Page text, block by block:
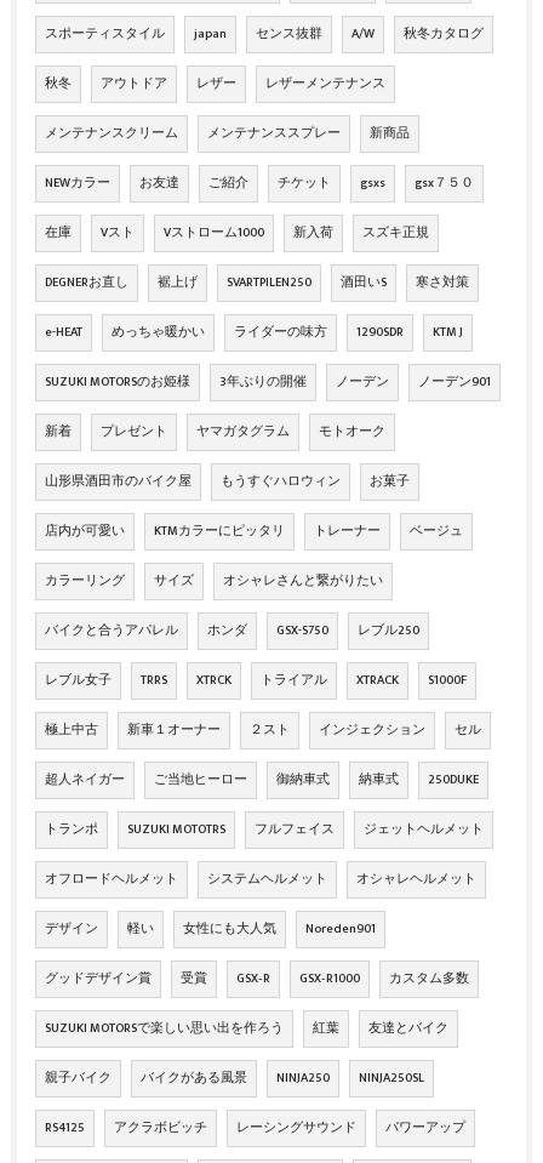
スポーティスタイル japan センス抜群 A/W 秋冬カタログ
秋冬 アウトドア レザー レザーメンテナンス
メンテナンスクリーム メンテナンススプレー 新商品
NEWカラー お友達 ご紹介 チケット gsxs gsx７５０
在庫 Vスト Vストローム1000 新入荷 スズキ正規
DEGNERお直し 裾上げ SVARTPILEN250 酒田いS 寒さ対策
e-HEAT めっちゃ暖かい ライダーの味方 1290SDR KTM J
SUZUKI MOTORSのお姫様 3年ぶりの開催 ノーデン ノーデン901
新着 プレゼント ヤマガタグラム モトオーク
山形県酒田市のバイク屋 もうすぐハロウィン お菓子
店内が可愛い KTMカラーにピッタリ トレーナー ベージュ
カラーリング サイズ オシャレさんと繋がりたい
バイクと合うアパレル ホンダ GSX-S750 レブル250
レブル女子 TRRS XTRCK トライアル XTRACK S1000F
極上中古 新車１オーナー ２スト インジェクション セル
超人ネイガー ご当地ヒーロー 御納車式 納車式 250DUKE
トランポ SUZUKI MOTOTRS フルフェイス ジェットヘルメット
オフロードヘルメット システムヘルメット オシャレヘルメット
デザイン 軽い 女性にも大人気 Noreden901
グッドデザイン賞 受賞 GSX‐R GSX‐R1000 カスタム多数
SUZUKI MOTORSで楽しい思い出を作ろう 紅葉 友達とバイク
親子バイク バイクがある風景 NINJA250 NINJA250SL
RS4125 アクラボビッチ レーシングサウンド パワーアップ